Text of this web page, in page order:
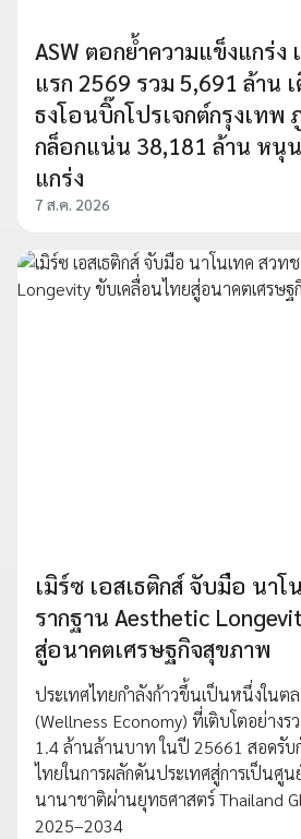
ASW ตอกย้ำความแข็งแกร่ง
แรก 2569 รวม 5,691 ล้าน
ธงโอนบิ๊กโปรเจกต์กรุงเทพ
กล็อกแน่น 38,181 ล้าน หนุ
แกร่ง
7 ส.ค. 2026
เมิร์ซ เอสเธติกส์ จับมือ นาโ
รากฐาน Aesthetic
สู่อนาคตเศรษฐกิจสุขภาพ
ประเทศไทยกำลังก้าวขึ้นเป็นหนึ่งในต
(Wellness Economy) ที่เติบโตอย่างร
1.4 ล้านล้านบาท ในปี 25661 สอดรับ
ไทยในการผลักดันประเทศสู่การเป็นศู
นานาชาติผ่านยุทธศาสตร์ Thailand
2025–2034